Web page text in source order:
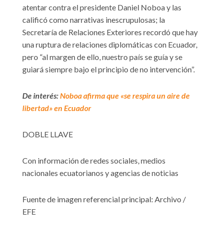
atentar contra el presidente Daniel Noboay las
calificó como narrativas inescrupulosas; la
Secretaría de Relaciones Exteriores recordó que hay
una ruptura de relaciones diplomáticas con Ecuador,
pero “al margen de ello, nuestro país se guía y se
guiará siempre bajo el principio de no intervención”.
De interés:Noboa afirma que «se respira un aire de
libertad» en Ecuador
DOBLE LLAVE
Con información de redes sociales, medios
nacionales ecuatorianos y agencias de noticias
Fuente de imagen referencial principal: Archivo /
EFE